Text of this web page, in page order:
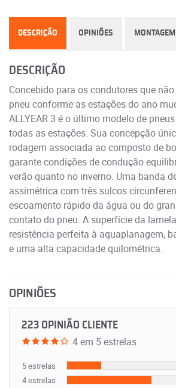
DESCRIÇÃO OPINIÕES MONTAGEM
DESCRIÇÃO
Concebido para os condutores que
pneu conforme as estações do ano
ALLYEAR 3 é o último modelo de
todas as estações. Sua concepção
rodagem associada ao composto de
garante condições de condução
verão quanto no inverno. Uma banda
assimétrica com três sulcos
escoamento rápido da água ou do
contato do pneu. A superfície da
resistência perfeita à aquaplanagem,
e uma alta capacidade quilométrica.
OPINIÕES
223 OPINIÃO CLIENTE
4 em 5 estrelas
5 estrelas
4 estrelas